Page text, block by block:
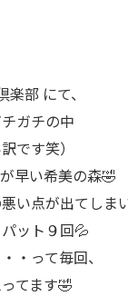
部 にて、
ガチの中
です笑）
早い希美の森🤣
い点が出てしま
ット９回💦
・って毎回、
てます🤣